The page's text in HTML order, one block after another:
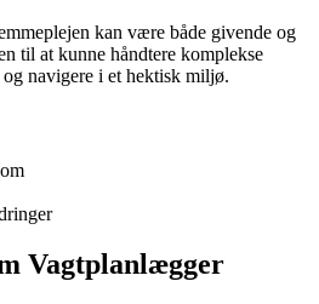
kan være både givende og
til at kunne håndtere komplekse
navigere i et hektisk miljø.
Vagtplanlægger